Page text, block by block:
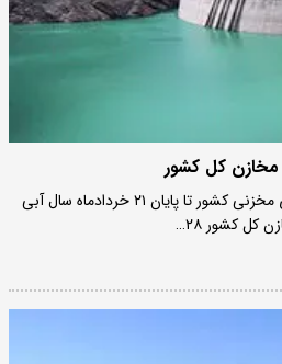
براساس آمار بهره‌برداری از سدهای مخزنی کشور تا پایان ۲۱ خردادماه سال آبی